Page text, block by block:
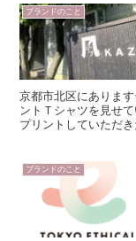
ブランドのこと
京都市北区にありま
ントＴシャツを見せ
プリントしていただ
ブランドのこと